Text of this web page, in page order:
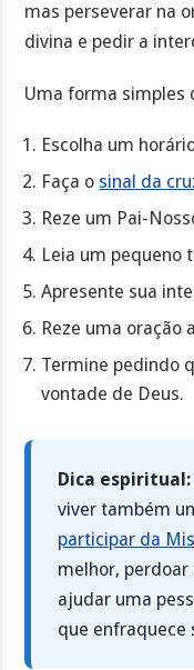
mas perseverar na
divina e pedir a
Uma forma simples
Escolha um
Faça o sinal da
Reze um Pai-
Leia um pequeno
Apresente sua
Reze uma oração
Termine pedindo
vontade de Deus.
Dica espiritual:
viver também
participar da
melhor,
ajudar uma
que enfraquece